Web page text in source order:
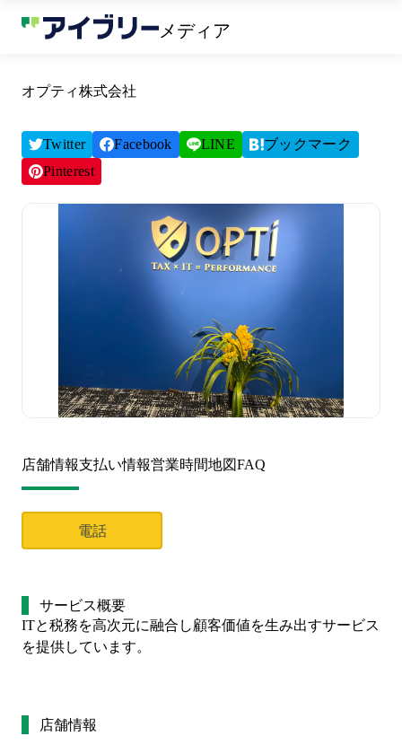
メディア
オプティ株式会社
Twitter Facebook LINE
ブックマーク
Pinterest
店舗情報支払い情報営業時間地図FAQ
電話
サービス概要
ITと税務を高次元に融合し顧客価値を生み出すサービス
を提供しています。
店舗情報